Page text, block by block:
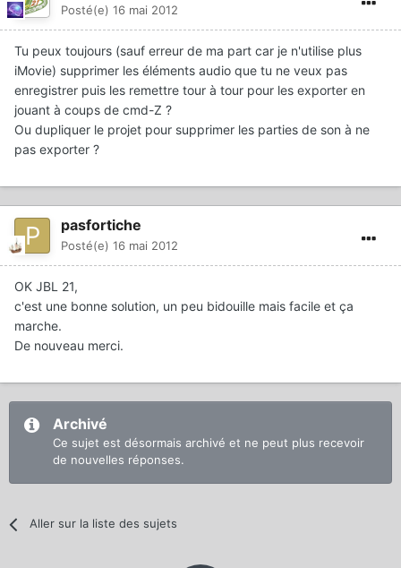
Posté(e) 16 mai 2012
Tu peux toujours (sauf erreur de ma part car je n'utilise plus
iMovie) supprimer les éléments audio que tu ne veux pas
enregistrer puis les remettre tour à tour pour les exporter en
jouant à coups de cmd-Z ?
Ou dupliquer le projet pour supprimer les parties de son à ne
pas exporter ?
pasfortiche
Posté(e) 16 mai 2012
OK JBL 21,
c'est une bonne solution, un peu bidouille mais facile et ça
marche.
De nouveau merci.
Archivé
Ce sujet est désormais archivé et ne peut plus recevoir
de nouvelles réponses.
Aller sur la liste des sujets